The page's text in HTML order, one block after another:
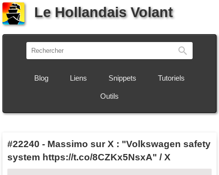
Le Hollandais Volant
Blog Liens Snippets Tutoriels
Outils
#22240 - Massimo sur X : "Volkswagen safety
system https://t.co/8CZKx5NsxA" / X